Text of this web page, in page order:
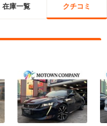
在庫一覧 クチコミ